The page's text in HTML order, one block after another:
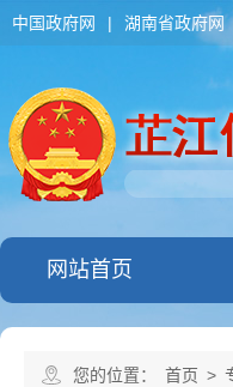
中国政府网 | 湖南省政府网
网站首页
您的位置： 首页 >